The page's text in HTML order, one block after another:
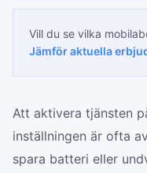
Vill du se vilka
Jämför aktuella
Att aktivera tjänsten
inställningen är ofta
spara batteri eller